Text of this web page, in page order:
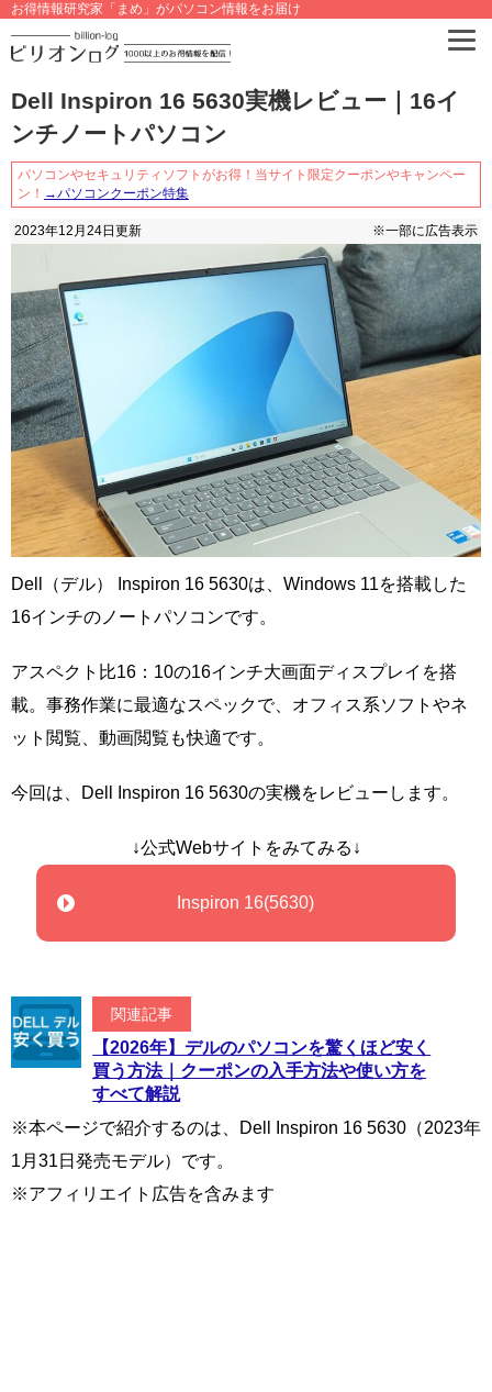
お得情報研究家「まめ」がパソコン情報をお届け
Dell Inspiron 16 5630実機レビュー｜16イ
ンチノートパソコン
パソコンやセキュリティソフトがお得！当サイト限定クーポンやキャンペー
ン！ →パソコンクーポン特集
2023年12月24日 更新 ※一部に広告表示
Dell（デル） Inspiron 16 5630は、Windows 11を搭載した
16インチのノートパソコンです。
アスペクト比16：10の16インチ大画面ディスプレイを搭
載。事務作業に最適なスペックで、オフィス系ソフトやネ
ット閲覧、動画閲覧も快適です。
今回は、Dell Inspiron 16 5630の実機をレビューします。
↓公式Webサイトをみてみる↓
Inspiron 16(5630)
関連記事
【2026年】デルのパソコンを驚くほど安く
買う方法｜クーポンの入手方法や使い方を
すべて解説
※本ページで紹介するのは、Dell Inspiron 16 5630（2023年
1月31日発売モデル）です。
※アフィリエイト広告を含みます